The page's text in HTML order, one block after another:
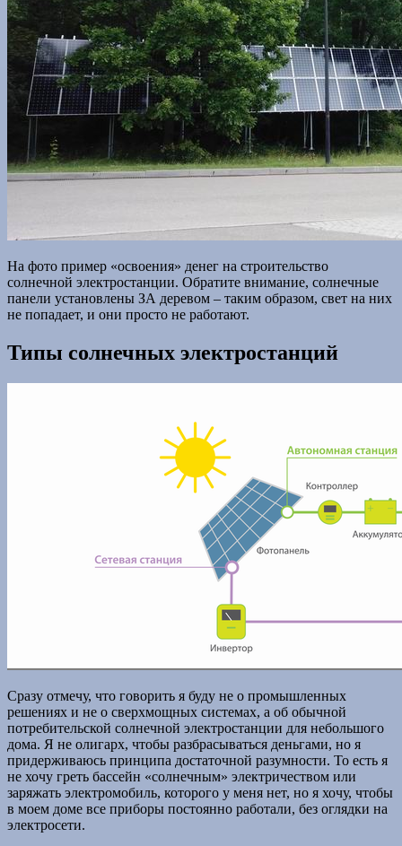
На фото пример «освоения» денег на строительство
солнечной электростанции. Обратите внимание, солнечные
панели установлены ЗА деревом – таким образом, свет на них
не попадает, и они просто не работают.
Типы солнечных электростанций
Сразу отмечу, что говорить я буду не о промышленных
решениях и не о сверхмощных системах, а об обычной
потребительской солнечной электростанции для небольшого
дома. Я не олигарх, чтобы разбрасываться деньгами, но я
придерживаюсь принципа достаточной разумности. То есть я
не хочу греть бассейн «солнечным» электричеством или
заряжать электромобиль, которого у меня нет, но я хочу, чтобы
в моем доме все приборы постоянно работали, без оглядки на
электросети.